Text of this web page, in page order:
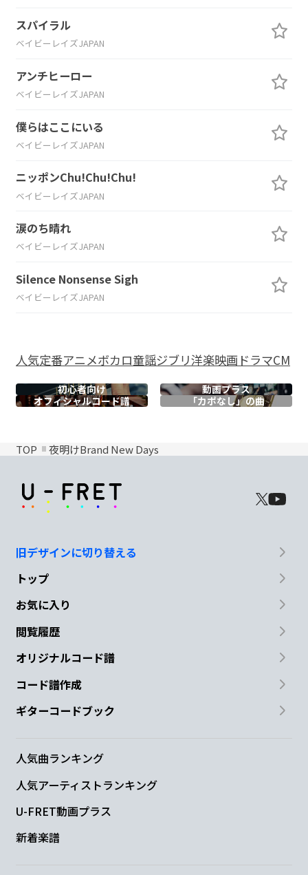
スパイラル
ベイビーレイズJAPAN
アンチヒーロー
ベイビーレイズJAPAN
僕らはここにいる
ベイビーレイズJAPAN
ニッポンChu!Chu!Chu!
ベイビーレイズJAPAN
涙のち晴れ
ベイビーレイズJAPAN
Silence Nonsense Sigh
ベイビーレイズJAPAN
人気定番アニメボカロ童謡ジブリ洋楽映画ドラマCM
初心者向け
動画プラス
オフィシャルコード譜 「カポなし」の曲
TOP 夜明けBrand New Days
旧デザインに切り替える
トップ
お気に入り
閲覧履歴
オリジナルコード譜
コード譜作成
ギターコードブック
人気曲ランキング
人気アーティストランキング
U-FRET動画プラス
新着楽譜